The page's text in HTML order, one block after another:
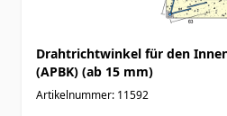
Drahtrichtwinkel für den
(APBK) (ab 15 mm)
Artikelnummer: 11592